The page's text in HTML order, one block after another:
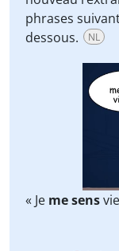
phrases
dessous.
NL
Video
Player
« Je me sens